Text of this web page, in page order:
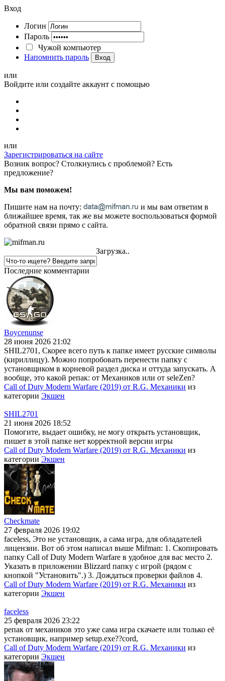
Вход
Логин
Пароль
Чужой компьютер
Напомнить пароль
Вход
или
Войдите или создайте аккаунт с помощью
или
Зарегистрироваться на сайте
Возник вопрос? Столкнулись с проблемой? Есть
предложение?
Мы вам поможем!
Пишите нам на почту:
и мы вам ответим в
ближайшее время, так же вы можете воспользоваться формой
обратной связи прямо с сайта.
Загрузка..
Последние комментарии
Boycenunse
28 июня 2026 21:02
SHIL2701, Скорее всего путь к папке имеет русские символы
(кириллицу). Можно попробовать перенести папку с
установщиком в корневой раздел диска и оттуда запускать. А
вообще, это какой репак: от Механиков или от seleZen?
Call of Duty Modern Warfare (2019) от R.G. Механики из
категории Экшен
SHIL2701
21 июня 2026 18:52
Помогите, выдает ошибку, не могу открыть установщик,
пишет в этой папке нет корректной версии игры
Call of Duty Modern Warfare (2019) от R.G. Механики из
категории Экшен
Checkmate
27 февраля 2026 19:02
faceless, Это не установщик, а сама игра, для обладателей
лицензии. Вот об этом написал выше Mifman: 1. Скопировать
папку Call of Duty Modern Warfare в удобное для вас место 2.
Указать в приложении Blizzard папку с игрой (рядом с
кнопкой "Установить".) 3. Дождаться проверки файлов 4.
Call of Duty Modern Warfare (2019) от R.G. Механики из
категории Экшен
faceless
25 февраля 2026 23:22
репак от механиков это уже сама игра скачаете или только её
установщик, например setup.exe??cord,
Call of Duty Modern Warfare (2019) от R.G. Механики из
категории Экшен